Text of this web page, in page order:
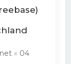
« 04